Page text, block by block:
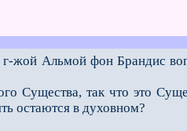
жой Альмой фон Брандис
Существа, так что это
остаются в духовном?